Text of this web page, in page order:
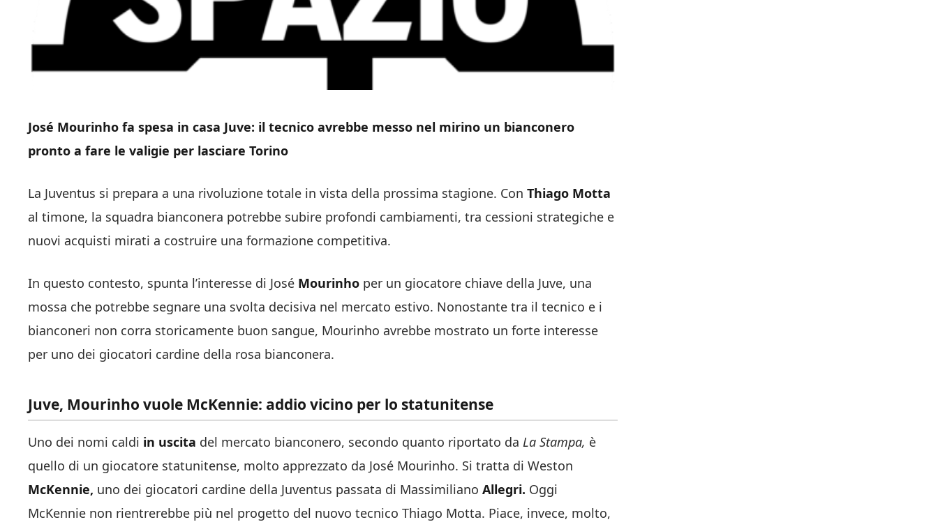
José Mourinho fa spesa in casa Juve: il tecnico avrebbe messo nel mirino un bianconero
pronto a fare le valigie per lasciare Torino
La Juventus si prepara a una rivoluzione totale in vista della prossima stagione. Con Thiago Motta
al timone, la squadra bianconera potrebbe subire profondi cambiamenti, tra cessioni strategiche e
nuovi acquisti mirati a costruire una formazione competitiva.
In questo contesto, spunta l’interesse di José Mourinho per un giocatore chiave della Juve, una
mossa che potrebbe segnare una svolta decisiva nel mercato estivo. Nonostante tra il tecnico e i
bianconeri non corra storicamente buon sangue, Mourinho avrebbe mostrato un forte interesse
per uno dei giocatori cardine della rosa bianconera.
Juve, Mourinho vuole McKennie: addio vicino per lo statunitense
Uno dei nomi caldi in uscita del mercato bianconero, secondo quanto riportato da La Stampa, è
quello di un giocatore statunitense, molto apprezzato da José Mourinho. Si tratta di Weston
McKennie, uno dei giocatori cardine della Juventus passata di Massimiliano Allegri. Oggi
McKennie non rientrerebbe più nel progetto del nuovo tecnico Thiago Motta. Piace, invece, molto,